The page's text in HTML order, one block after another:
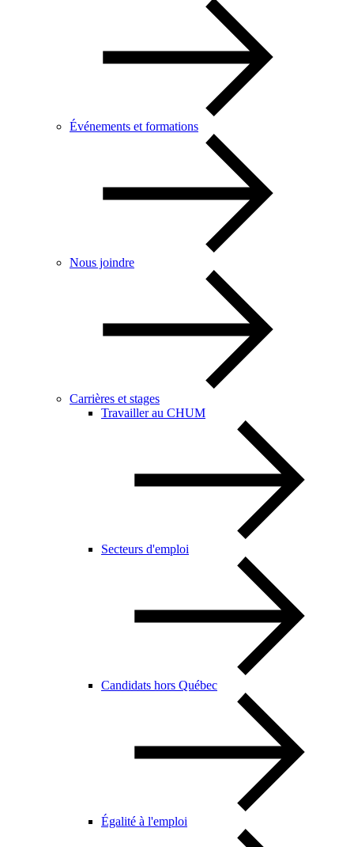
Événements et formations
Nous joindre
Carrières et stages
Travailler au CHUM
Secteurs d'emploi
Candidats hors Québec
Égalité à l'emploi